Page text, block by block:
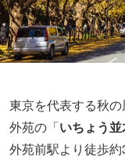
東京を代表する秋
外苑の「いちょう
外苑前駅より徒歩約